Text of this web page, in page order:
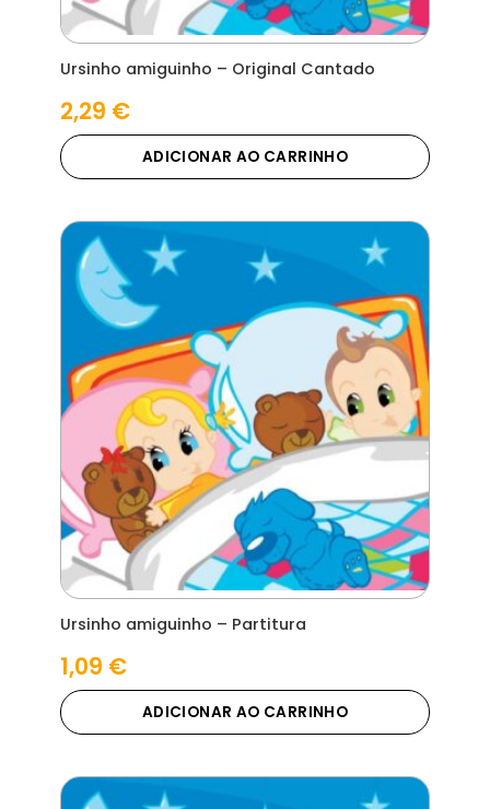
Ursinho amiguinho – Original Cantado
2,29 €
ADICIONAR AO CARRINHO
Ursinho amiguinho – Partitura
1,09 €
ADICIONAR AO CARRINHO